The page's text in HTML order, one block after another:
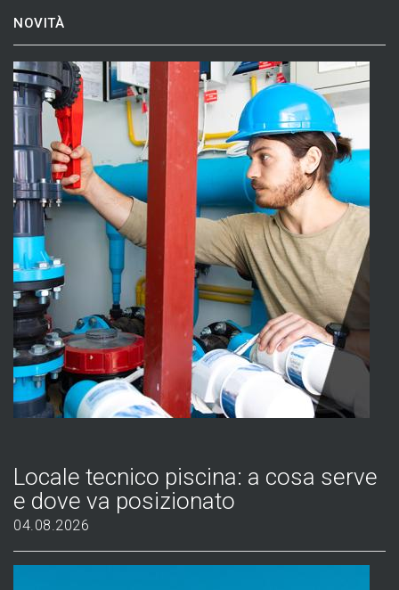
NOVITÀ
Locale tecnico piscina: a cosa serve
e dove va posizionato
04.08.2026